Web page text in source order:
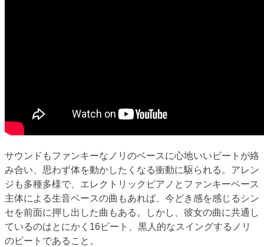
サウンドもファンキーなノリのベースに心地いいビートが絡
み合い、思わず体を動かしたくなる衝動に駆られる。アレン
ジも多種多様で、エレクトリックピアノとファンキーベース
主体による生音ベースの曲もあれば、今どき感を感じるシン
セを前面に押し出した曲もある。しかし、彼女の曲に共通し
ているのはとにかく16ビート、黒人的なスイングするノリ
のビートであること。